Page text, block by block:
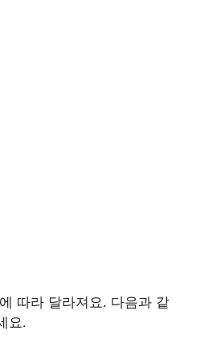
따라 달라져요. 다음과 같
요.